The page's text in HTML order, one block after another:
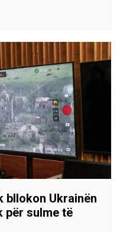
bllokon Ukrainën
për sulme të